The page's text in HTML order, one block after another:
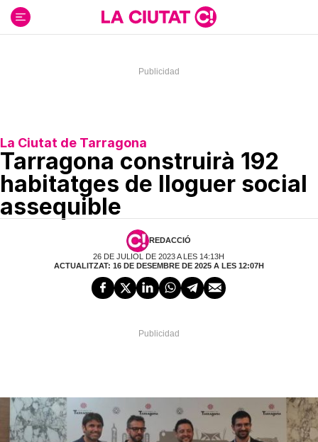
contenido
La Ciutat de Tarragona
Tarragona construirà 192
habitatges de lloguer social
assequible
REDACCIÓ
26 DE JULIOL DE 2023 A LES 14:13H
ACTUALITZAT: 16 DE DESEMBRE DE 2025 A LES 12:07H